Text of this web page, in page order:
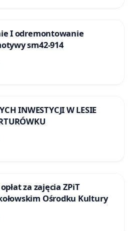
I odremontowanie
sm42-914
INWESTYCJI W LESIE
za zajęcia ZPiT
Ośrodku Kultury